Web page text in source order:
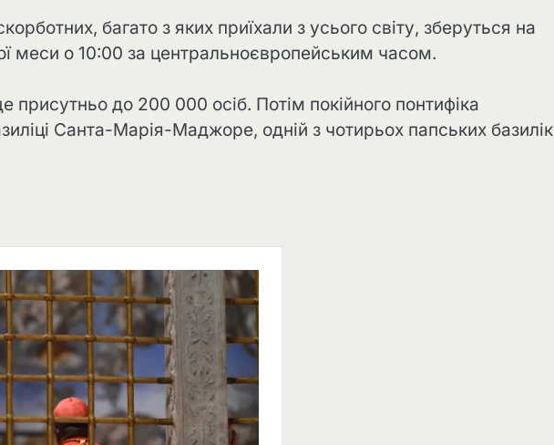
багато з яких приїхали з усього світу, зберуться на
меси о 10:00 за центральноєвропейським часом.
присутньо до 200 000 осіб. Потім покійного понтифіка
Санта-Марія-Маджоре, одній з чотирьох папських базилік